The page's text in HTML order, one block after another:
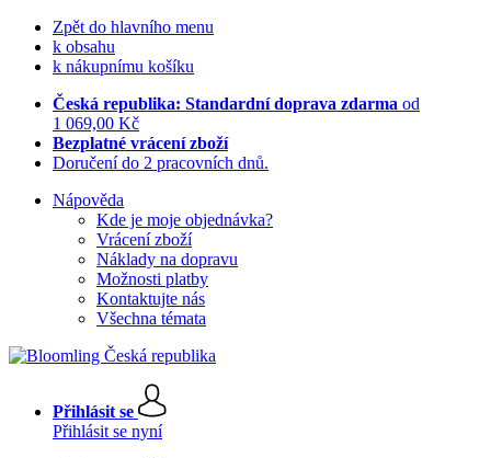
Zpět do hlavního menu
k obsahu
k nákupnímu košíku
Česká republika: Standardní doprava zdarma od
1 069,00 Kč
Bezplatné vrácení zboží
Doručení do 2 pracovních dnů.
Nápověda
Kde je moje objednávka?
Vrácení zboží
Náklady na dopravu
Možnosti platby
Kontaktujte nás
Všechna témata
Přihlásit se
Přihlásit se nyní